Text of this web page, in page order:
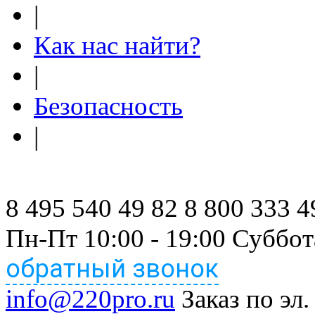
|
Как нас найти?
|
Безопасность
|
8 495 540 49 82 8 800 333
Пн-Пт 10:00 - 19:00
обратный звонок
info@220pro.ru Заказ по